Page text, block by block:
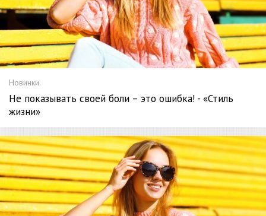
Новинки.
Не показывать своей боли – это ошибка! - «Стиль
жизни»